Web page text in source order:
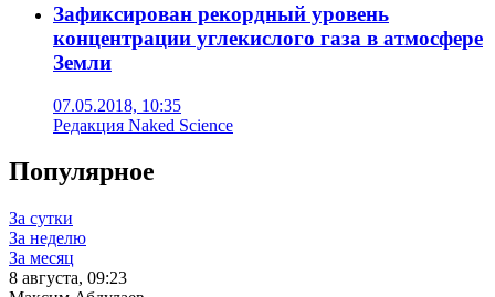
Зафиксирован рекордный уровень
концентрации углекислого газа в атмосфере
Земли
07.05.2018, 10:35
Редакция Naked Science
Популярное
За сутки
За неделю
За месяц
8 августа, 09:23